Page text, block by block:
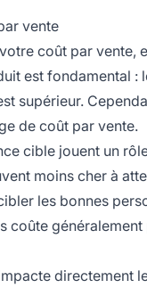
vente
coût par
est fondamental
supérieur.
de coût par vente.
cible jouent un
moins cher à
les bonnes
coûte
directement